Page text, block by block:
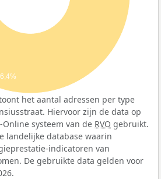
het aantal adressen per type
Hiervoor zijn de data op
systeem van de RVO gebruikt.
landelijke database waarin
indicatoren van
De gebruikte data gelden voor